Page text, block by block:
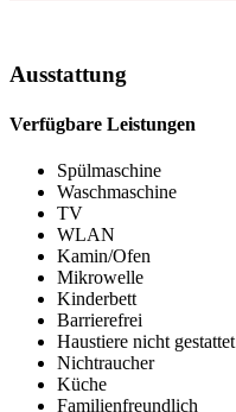
Ausstattung
Verfügbare Leistungen
Spülmaschine
Waschmaschine
TV
WLAN
Kamin/Ofen
Mikrowelle
Kinderbett
Barrierefrei
Haustiere nicht gestattet
Nichtraucher
Küche
Familienfreundlich